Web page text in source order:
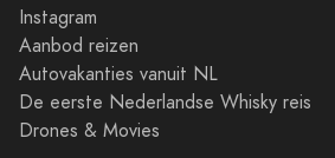
Instagram
Aanbod reizen
Autovakanties vanuit NL
De eerste Nederlandse Whisky reis
Drones & Movies